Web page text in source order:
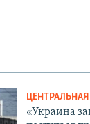
«Украина